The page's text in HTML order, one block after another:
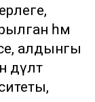
һәм
алдынгы